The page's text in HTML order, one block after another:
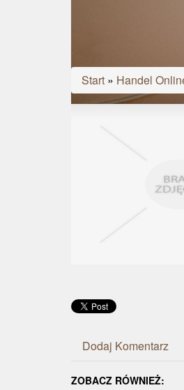
Start » Handel
Dodaj Komentarz
ZOBACZ RÓWNIEŻ: